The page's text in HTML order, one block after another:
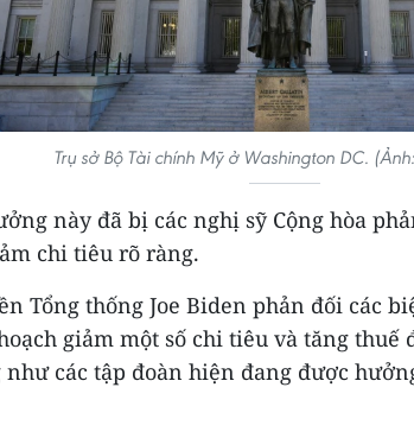
Trụ sở Bộ Tài chính Mỹ ở Washington DC.
này đã bị các nghị sỹ Cộng hòa
chi tiêu rõ ràng.
Tổng thống Joe Biden phản đối các
giảm một số chi tiêu và tăng
như các tập đoàn hiện đang được